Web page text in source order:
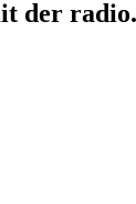
der